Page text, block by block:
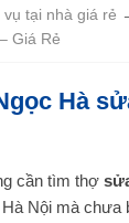
tại nhà giá rẻ
Giá Rẻ
Hà
cần tìm thợ
Nội mà chưa